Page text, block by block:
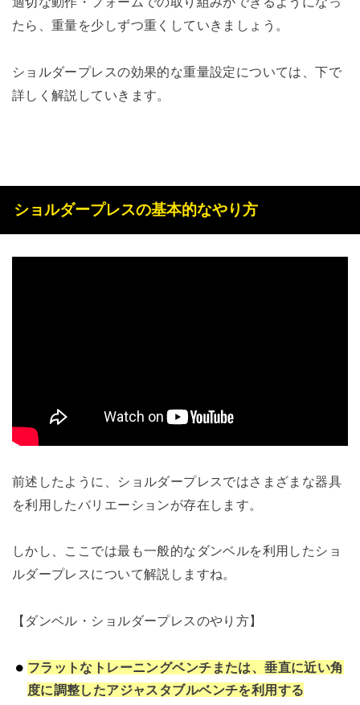
たら、重量を少しずつ重くしていきましょう。
ショルダープレスの効果的な重量設定については、下で
詳しく解説していきます。
ショルダープレスの基本的なやり方
前述したように、ショルダープレスではさまざまな器具
を利用したバリエーションが存在します。
しかし、ここでは最も一般的なダンベルを利用したショ
ルダープレスについて解説しますね。
【ダンベル・ショルダープレスのやり方】
フラットなトレーニングベンチまたは、垂直に近い角
度に調整したアジャスタブルベンチを利用する